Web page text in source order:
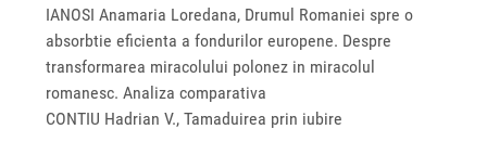
IANOSI Anamaria Loredana, Drumul Romaniei spre o
absorbtie eficienta a fondurilor europene. Despre
transformarea miracolului polonez in miracolul
romanesc. Analiza comparativa
CONTIU Hadrian V., Tamaduirea prin iubire